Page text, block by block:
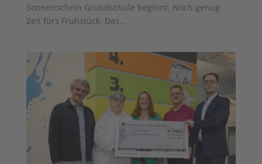
Sonnenschein Grundschule beginnt. Noch genug
Zeit fürs Frühstück. Das...